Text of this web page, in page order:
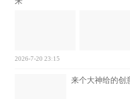
2026-7-20 23:15
来个大神给的创